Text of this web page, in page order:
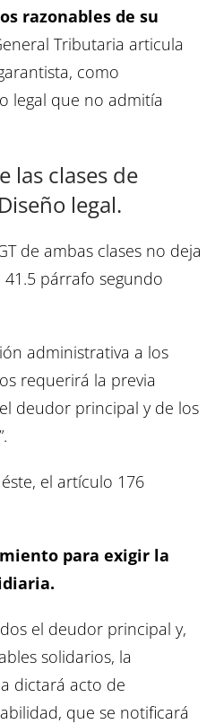
razonables de su
Tributaria articula
como
legal que no admitía
las clases de
legal.
de ambas clases no deja
párrafo segundo
administrativa a los
requerirá la previa
deudor principal y de los
el artículo 176
para exigir la
el deudor principal y,
solidarios, la
dictará acto de
que se notificará